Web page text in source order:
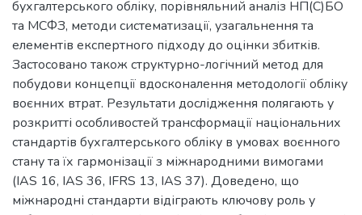
бухгалтерського обліку, порівняльний аналіз НП(С)БО
та МСФЗ, методи систематизації, узагальнення та
елементів експертного підходу до оцінки збитків.
Застосовано також структурно-логічний метод для
побудови концепції вдосконалення методології обліку
воєнних втрат. Результати дослідження полягають у
розкритті особливостей трансформації національних
стандартів бухгалтерського обліку в умовах воєнного
стану та їх гармонізації з міжнародними вимогами
(IAS 16, IAS 36, IFRS 13, IAS 37). Доведено, що
міжнародні стандарти відіграють ключову роль у